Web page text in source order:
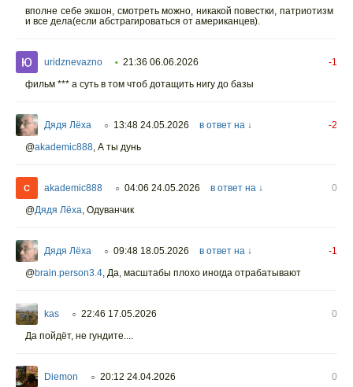
вполне себе экшон, смотреть можно, никакой повестки, патриотизм
и все дела(если абстрагироваться от американцев).
uridznevazno • 21:36 06.06.2026
-1
фильм *** а суть в том чтоб дотащить нигу до базы
Дядя Лёха ○ 13:48 24.05.2026 в ответ на ↓
-2
@akademic888, А ты дунь
akademic888 ○ 04:06 24.05.2026 в ответ на ↓
0
@Дядя Лёха, Одуванчик
Дядя Лёха ○ 09:48 18.05.2026 в ответ на ↓
-1
@brain.person3.4, Да, масштабы плохо иногда отрабатывают
kas ○ 22:46 17.05.2026
0
Да пойдёт, не гундите....
Diemon ○ 20:12 24.04.2026
0